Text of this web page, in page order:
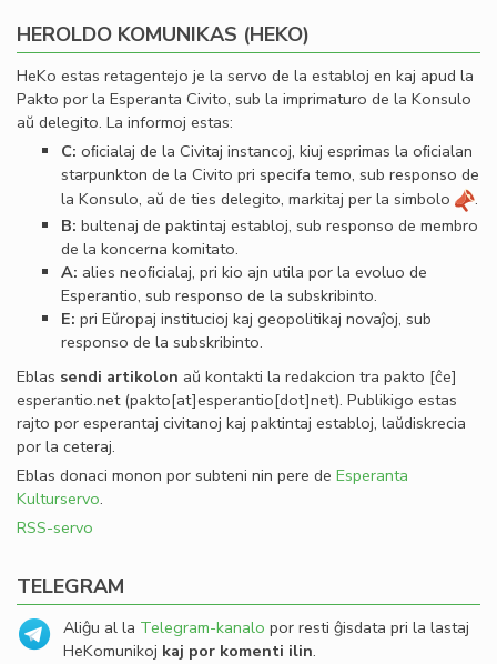
HEROLDO KOMUNIKAS (HEKO)
HeKo estas retagentejo je la servo de la establoj en kaj apud la
Pakto por la Esperanta Civito, sub la imprimaturo de la Konsulo
aŭ delegito. La informoj estas:
C: oﬁcialaj de la Civitaj instancoj, kiuj esprimas la oﬁcialan
starpunkton de la Civito pri specifa temo, sub responso de
la Konsulo, aŭ de ties delegito, markitaj per la simbolo
.
B: bultenaj de paktintaj establoj, sub responso de membro
de la koncerna komitato.
A: alies neoﬁcialaj, pri kio ajn utila por la evoluo de
Esperantio, sub responso de la subskribinto.
E: pri Eŭropaj institucioj kaj geopolitikaj novaĵoj, sub
responso de la subskribinto.
Eblas sendi artikolon aŭ kontakti la redakcion tra pakto [ĉe]
esperantio.net(pakto[at]esperantio[dot]net). Publikigo estas
rajto por esperantaj civitanoj kaj paktintaj establoj, laŭdiskrecia
por la ceteraj.
Eblas donaci monon por subteni nin pere de Esperanta
Kulturservo.
RSS-servo
TELEGRAM
Aliĝu al la Telegram-kanalo por resti ĝisdata pri la lastaj
HeKomunikoj kaj por komenti ilin.